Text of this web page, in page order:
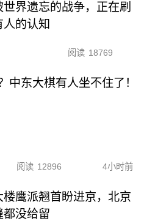
世界遗忘的战争，正在刷
人的认知
阅读 18769
中东大棋有人坐不住了！
阅读 12896 4小时前
楼鹰派翘首盼进京，北京
都没给留